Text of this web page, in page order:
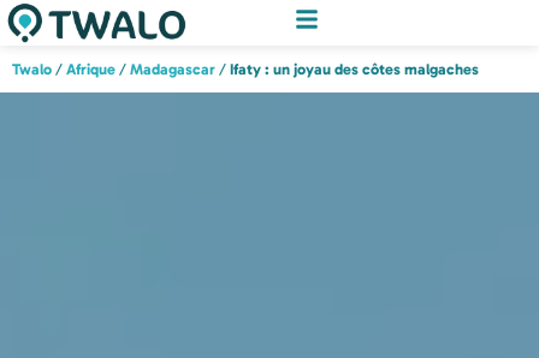
Twalo / Afrique / Madagascar / Ifaty : un joyau des côtes malgaches